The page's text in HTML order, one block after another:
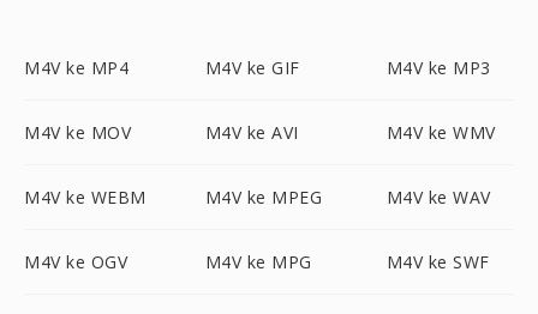
M4V ke MP4 M4V ke GIF M4V ke MP3
M4V ke MOV M4V ke AVI M4V ke WMV
M4V ke WEBM M4V ke MPEG M4V ke WAV
M4V ke OGV M4V ke MPG M4V ke SWF